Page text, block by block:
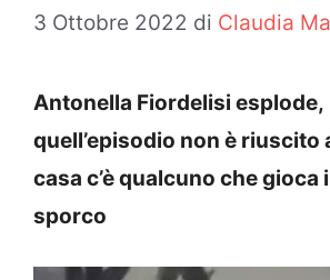
3 Ottobre 2022 di Claudia
Antonella Fiordelisi esplode,
quell’episodio non è riuscito
casa c’è qualcuno che gioca
sporco